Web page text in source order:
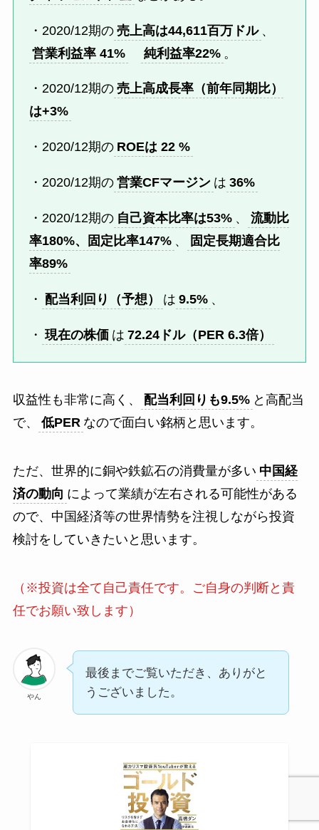
・2020/12期の 売上高は44,611百万ドル 、
営業利益率 41%
純利益率22% 。
・2020/12期の 売上高成長率（前年同期比）
は+3%
・2020/12期の ROEは 22 %
・2020/12期の 営業CFマージン は 36%
・2020/12期の 自己資本比率は53% 、
流動比
率180%、固定比率147% 、
固定長期適合比
率89%
・ 配当利回り（予想） は 9.5% 、
・ 現在の株価 は 72.24ドル（PER 6.3倍）
収益性も非常に高く、 配当利回りも9.5% と高配当
で、
低PER なので面白い銘柄と思います。
ただ、世界的に銅や鉄鉱石の消費量が多い 中国経
済の動向 によって業績が左右される可能性がある
ので、中国経済等の世界情勢を注視しながら投資
検討をしていきたいと思います。
（※投資は全て自己責任です。ご自身の判断と責
任でお願い致します）
やん
最後までご覧いただき、ありがと
うございました。